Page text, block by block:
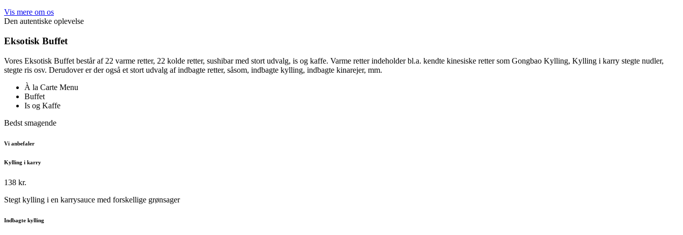
Vis mere om os
Den autentiske oplevelse
Eksotisk Buffet
Vores Eksotisk Buffet består af 22 varme retter, 22 kolde retter, sushibar med stort udvalg, is og kaffe. Varme retter indeholder bl.a. kendte kinesiske retter som Gongbao Kylling, Kylling i karry stegte nudler,
stegte ris osv. Derudover er der også et stort udvalg af indbagte retter, såsom, indbagte kylling, indbagte kinarejer, mm.
À la Carte Menu
Buffet
Is og Kaffe
Bedst smagende
Vi anbefaler
Kylling i karry
138 kr.
Stegt kylling i en karrysauce med forskellige grønsager
Indbagte kylling